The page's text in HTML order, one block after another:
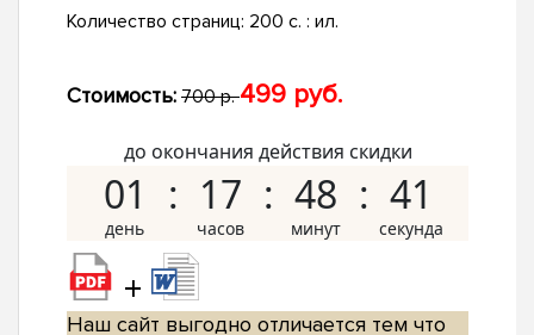
Количество страниц: 200 с. : ил.
Стоимость: 700 р.499 руб.
до окончания действия скидки
01 17 48 40
+
Наш сайт выгодно отличается тем что